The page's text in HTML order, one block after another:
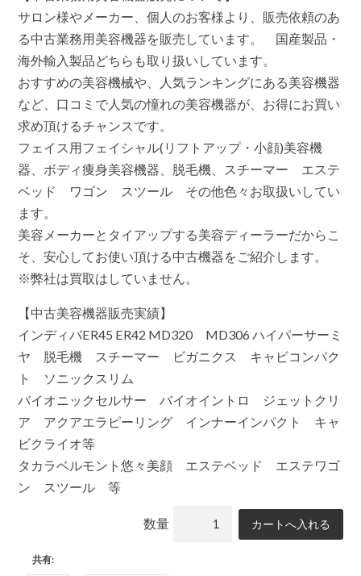
サロン様やメーカー、個人のお客様より、販売依頼のあ
る中古業務用美容機器を販売しています。 国産製品・
海外輸入製品どちらも取り扱いしています。
おすすめの美容機械や、人気ランキングにある美容機器
など、口コミで人気の憧れの美容機器が、お得にお買い
求め頂けるチャンスです。
フェイス用フェイシャル(リフトアップ・小顔)美容機
器、ボディ痩身美容機器、脱毛機、スチーマー エステ
ベッド ワゴン スツール その他色々お取扱いしてい
ます。
美容メーカーとタイアップする美容ディーラーだからこ
そ、安心してお使い頂ける中古機器をご紹介します。
※弊社は買取はしていません。
【中古美容機器販売実績】
インディバER45 ER42 MD320 MD306 ハイパーサーミ
ヤ 脱毛機 スチーマー ビガニクス キャビコンパク
ト ソニックスリム
バイオニックセルサー バイオイントロ ジェットクリ
ア アクアエラピーリング インナーインパクト キャ
ビクライオ等
タカラベルモント悠々美顔 エステベッド エステワゴ
ン スツール 等
数量
共有: